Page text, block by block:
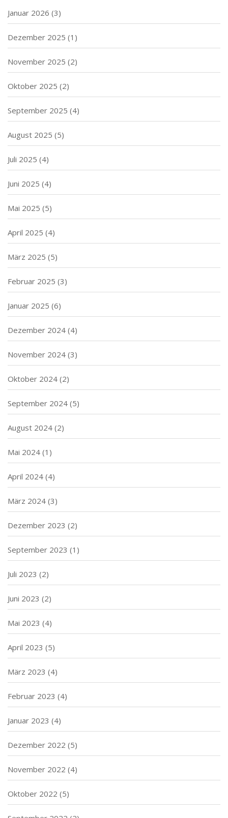
Januar 2026 (3)
Dezember 2025 (1)
November 2025 (2)
Oktober 2025 (2)
September 2025 (4)
August 2025 (5)
Juli 2025 (4)
Juni 2025 (4)
Mai 2025 (5)
April 2025 (4)
März 2025 (5)
Februar 2025 (3)
Januar 2025 (6)
Dezember 2024 (4)
November 2024 (3)
Oktober 2024 (2)
September 2024 (5)
August 2024 (2)
Mai 2024 (1)
April 2024 (4)
März 2024 (3)
Dezember 2023 (2)
September 2023 (1)
Juli 2023 (2)
Juni 2023 (2)
Mai 2023 (4)
April 2023 (5)
März 2023 (4)
Februar 2023 (4)
Januar 2023 (4)
Dezember 2022 (5)
November 2022 (4)
Oktober 2022 (5)